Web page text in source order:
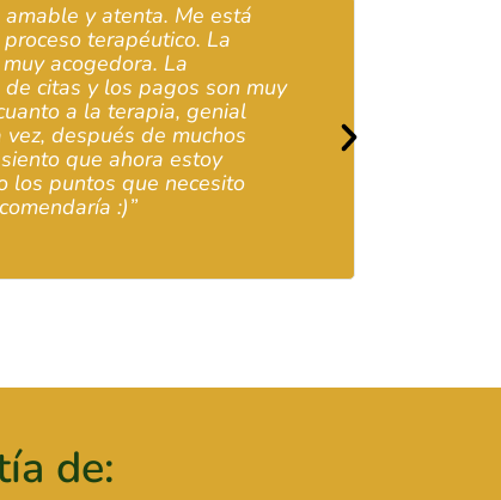
Me está
La
La
los pagos son muy
terapia, genial
de muchos
ahora estoy
que necesito
:)”
de: